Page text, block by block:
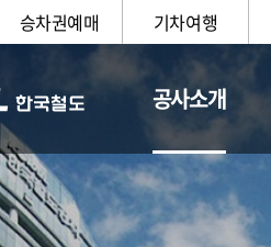
승차권예매 기차여행
공사소개
일반현황